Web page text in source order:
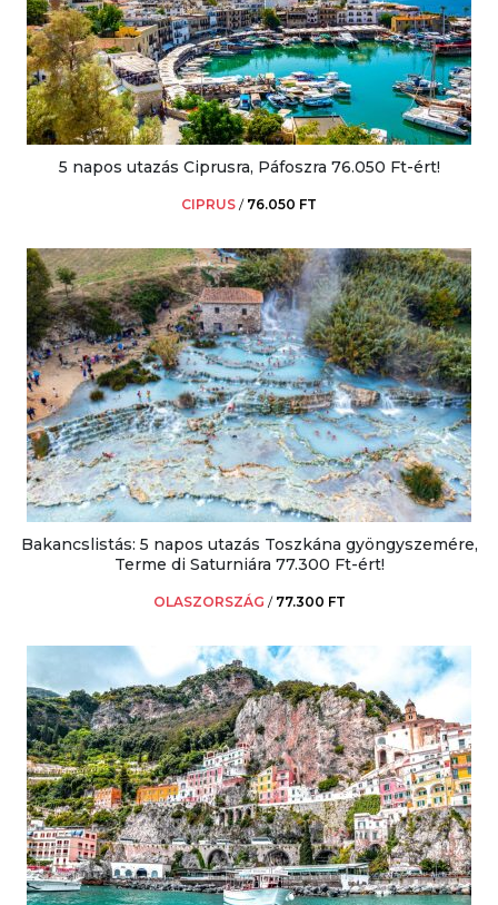
5 napos utazás Ciprusra, Páfoszra 76.050 Ft-ért!
CIPRUS / 76.050 FT
Bakancslistás: 5 napos utazás Toszkána gyöngyszemére,
Terme di Saturniára 77.300 Ft-ért!
OLASZORSZÁG / 77.300 FT